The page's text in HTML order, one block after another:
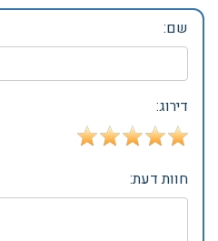
שם:
דירוג:
חוות דעת: